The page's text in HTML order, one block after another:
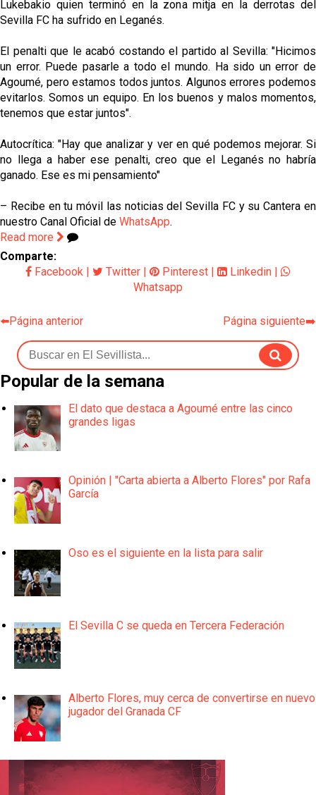
Crónica Pretemporada | Real Madrid 2-4 Sevilla FC
Lukebakio quien terminó en la zona mitja en la derrotas del
Sevilla FC ha sufrido en Leganés.
El penalti que le acabó costando el partido al Sevilla: "Hicimos
un error. Puede pasarle a todo el mundo. Ha sido un error de
Agoumé, pero estamos todos juntos. Algunos errores podemos
evitarlos. Somos un equipo. En los buenos y malos momentos,
tenemos que estar juntos".
Autocrítica: "Hay que analizar y ver en qué podemos mejorar. Si
no llega a haber ese penalti, creo que el Leganés no habría
ganado. Ese es mi pensamiento"
– Recibe en tu móvil las noticias del Sevilla FC y su Cantera en
nuestro Canal Oficial de WhatsApp.
Read more
Comparte:
Facebook
Twitter Pinterest Linkedin
Whatsapp
⬅️Página anterior Página siguiente➡️
Popular de la semana
El dato que destaca a Agoumé entre las cinco
grandes ligas
Opinión | "Carta abierta a Alberto Flores" por Rafa
García
Oso es el siguiente en la lista para salir
El Sevilla C se queda en Tercera Federación
Alberto Flores, muy cerca de convertirse en nuevo
jugador del Granada CF